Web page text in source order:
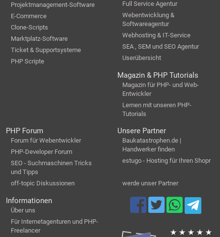
Projektmanagement-Software
E-Commerce
Clone-Scripts
Marktplatz-Software
Ticket & Supportsysteme
PHP Scripte
Full Service Agentur
Webentwicklung &
Softwareagentur
Webhosting & IT-Service
SEA , SEM und SEO Agentur
Userübersicht
Magazin & PHP Tutorials
Magazin für PHP- und Web-
Entwickler
Lernen mit unseren PHP-
Tutorials
PHP Forum
Forum für Webentwickler
PHP-Developer Forum
SEO - Suchmaschinen Tricks
und Tipps
off-topic Diskussionen
Unsere Partner
Baukatastrophen.de |
Handwerker finden
estugo - Hosting für Ihren Shopr
werde unser Partner
Informationen
Über uns
Für Internetagenturen und PHP-
Freelancer